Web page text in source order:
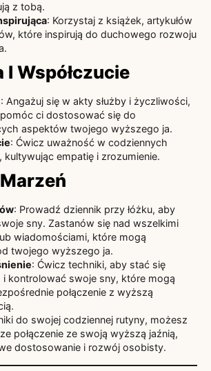
z tobą.
: Korzystaj z książek, artykułów
które inspirują do duchowego rozwoju
I Współczucie
: Angażuj się w akty służby i życzliwości,
ci dostosować się do
aspektów twojego wyższego ja.
: Ćwicz uważność w codziennych
kultywując empatię i zrozumienie.
: Prowadź dziennik przy łóżku, aby
sny. Zastanów się nad wszelkimi
wiadomościami, które mogą
twojego wyższego ja.
: Ćwicz techniki, aby stać się
i kontrolować swoje sny, które mogą
połączenie z wyższą
do swojej codziennej rutyny, możesz
połączenie ze swoją wyższą jaźnią,
dostosowanie i rozwój osobisty.